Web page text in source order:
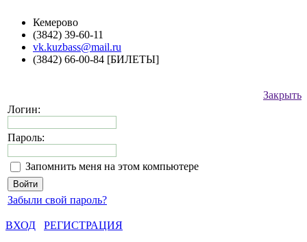
Кемерово
(3842) 39-60-11
vk.kuzbass@mail.ru
(3842) 66-00-84 [БИЛЕТЫ]
Закрыть
Логин:
Пароль:
Запомнить меня на этом компьютере
Забыли свой пароль?
ВХОД
РЕГИСТРАЦИЯ